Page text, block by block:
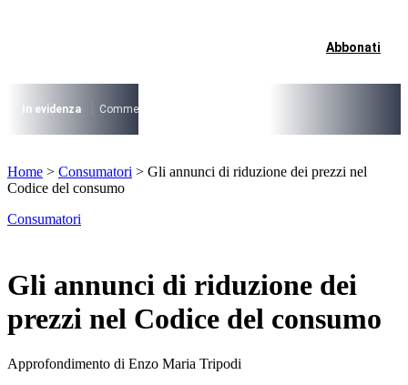
I più cercati
Lorem ipsum dolor sit amet consectetur
Lorem ipsum dolor sit amet consectetur
Abbonati
In evidenza Commercio su aree pubbliche
Lorem ipsum dolor sit amet consectetur
Home > Consumatori > Gli annunci di riduzione dei prezzi nel
Codice del consumo
Consumatori
Gli annunci di riduzione dei
prezzi nel Codice del consumo
Approfondimento di Enzo Maria Tripodi